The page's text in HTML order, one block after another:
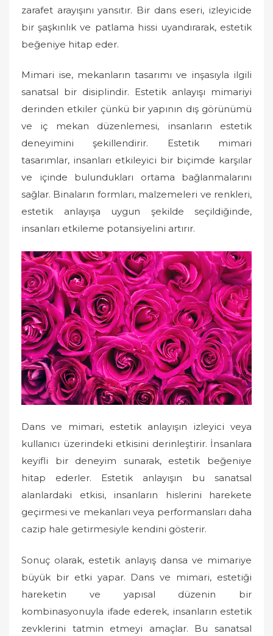
zarafet arayışını yansıtır. Bir dans eseri, izleyicide
bir şaşkınlık ve patlama hissi uyandırarak, estetik
beğeniye hitap eder.
Mimari ise, mekanların tasarımı ve inşasıyla ilgili
sanatsal bir disiplindir. Estetik anlayışı mimariyi
derinden etkiler çünkü bir yapının dış görünümü
ve iç mekan düzenlemesi, insanların estetik
deneyimini şekillendirir. Estetik mimari
tasarımlar, insanları etkileyici bir biçimde karşılar
ve içinde bulundukları ortama bağlanmalarını
sağlar. Binaların formları, malzemeleri ve renkleri,
estetik anlayışa uygun şekilde seçildiğinde,
insanları etkileme potansiyelini artırır.
Dans ve mimari, estetik anlayışın izleyici veya
kullanıcı üzerindeki etkisini derinleştirir. İnsanlara
keyifli bir deneyim sunarak, estetik beğeniye
hitap ederler. Estetik anlayışın bu sanatsal
alanlardaki etkisi, insanların hislerini harekete
geçirmesi ve mekanları veya performansları daha
cazip hale getirmesiyle kendini gösterir.
Sonuç olarak, estetik anlayış dansa ve mimariye
büyük bir etki yapar. Dans ve mimari, estetiği
hareketin ve yapısal düzenin bir
kombinasyonuyla ifade ederek, insanların estetik
zevklerini tatmin etmeyi amaçlar. Bu sanatsal